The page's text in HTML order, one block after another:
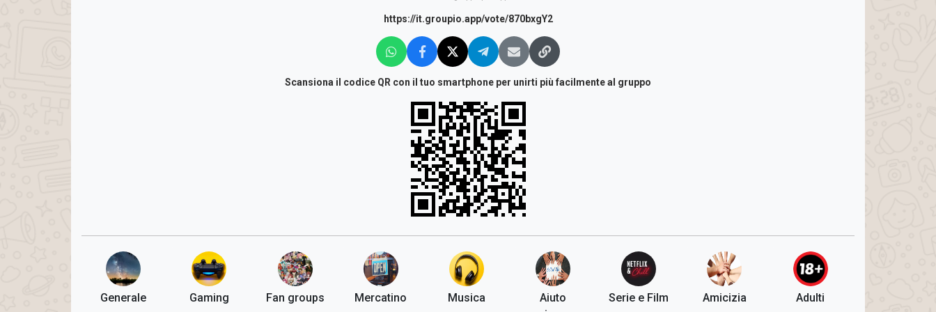
https://it.groupio.app/vote/870bxgY2
Scansiona il codice QR con il tuo smartphone per unirti più facilmente al gruppo
Generale Gaming Fan groups Mercatino Musica
Aiuto
Serie e Film Amicizia Adulti